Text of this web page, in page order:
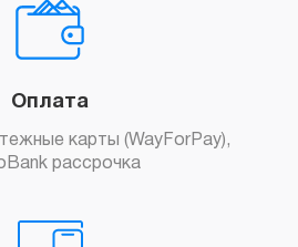
Оплата
карты (WayForPay),
рассрочка